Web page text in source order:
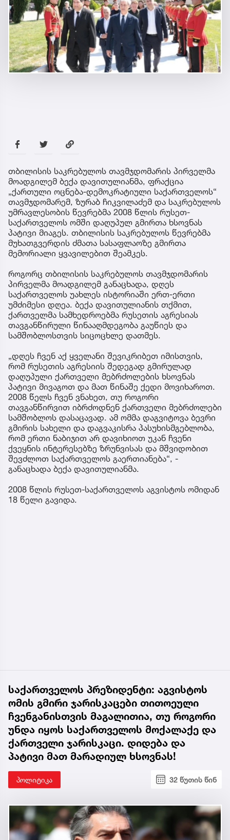
თბილისის საკრებულოს თავმჯდომარის პირველმა
მოადგილემ ბექა დავითულიანმა, ფრაქცია
„ქართული ოცნება-დემოკრატიული საქართველოს“
თავმჯდომარემ, ზურაბ ჩიკვილაძემ და საკრებულოს
უმრავლესობის წევრებმა 2008 წლის რუსეთ-
საქართველოს ომში დაღუპულ გმირთა ხსოვნას
პატივი მიაგეს. თბილისის საკრებულოს წევრებმა
მუხათგვერდის ძმათა სასაფლაოზე გმირთა
მემორიალი ყვავილებით შეამკეს.
როგორც თბილისის საკრებულოს თავმჯდომარის
პირველმა მოადგილემ განაცხადა, დღეს
საქართველოს უახლეს ისტორიაში ერთ-ერთი
უმძიმესი დღეა. ბექა დავითულიანის თქმით,
ქართველმა სამხედროებმა რუსეთის აგრესიას
თავგანწირული წინააღმდეგობა გაუწიეს და
სამშობლოსთვის სიცოცხლე დათმეს.
„დღეს ჩვენ აქ ყველანი შევიკრიბეთ იმისთვის,
რომ რუსეთის აგრესიის შედეგად გმირულად
დაღუპული ქართველი მებრძოლების ხსოვნას
პატივი მივაგოთ და მათ წინაშე ქედი მოვიხაროთ.
2008 წელს ჩვენ ვნახეთ, თუ როგორი
თავგანწირვით იბრძოდნენ ქართველი მებრძოლები
სამშობლოს დასაცავად. ამ ომმა დაგვიტოვა ბევრი
გმირის სახელი და დაგვაკისრა პასუხისმგებლობა,
რომ ერთი ნაბიჯით არ დავიხიოთ უკან ჩვენი
ქვეყნის ინტერესებზე ზრუნვისას და მშვიდობით
შევძლოთ საქართველოს გაერთიანება“, -
განაცხადა ბექა დავითულიანმა.
2008 წლის რუსეთ-საქართველოს აგვისტოს ომიდან
18 წელი გავიდა.
საქართველოს პრეზიდენტი: აგვისტოს
ომის გმირი ჯარისკაცები თითოეული
ჩვენგანისთვის მაგალითია, თუ როგორი
უნდა იყოს საქართველოს მოქალაქე და
ქართველი ჯარისკაცი. დიდება და
პატივი მათ მარადიულ ხსოვნას!
პოლიტიკა 32 წუთის წინ